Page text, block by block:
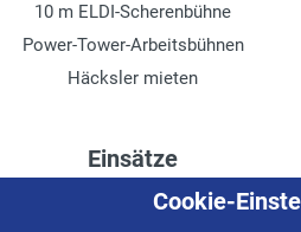
10 m ELDI-Scherenbühne
Power-Tower-Arbeitsbühnen
Häcksler mieten
Einsätze
Höhenzugang für
Cookie-